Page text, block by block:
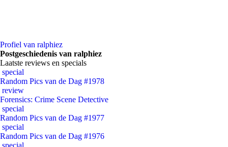
Profiel van ralphiez
Postgeschiedenis van ralphiez
Laatste reviews en specials
special
Random Pics van de Dag #1978
review
Forensics: Crime Scene Detective
special
Random Pics van de Dag #1977
special
Random Pics van de Dag #1976
special